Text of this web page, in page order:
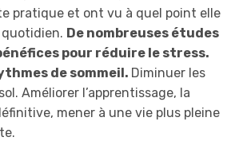
pratique et ont vu à quel point elle
De nombreuses études
pour réduire le stress.
de sommeil. Diminuer les
Améliorer l’apprentissage, la
mener à une vie plus pleine